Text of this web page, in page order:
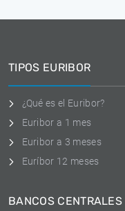
TIPOS EURIBOR
¿Qué es el Euribor?
Euribor a 1 mes
Euribor a 3 meses
Euríbor 12 meses
BANCOS CENTRALES